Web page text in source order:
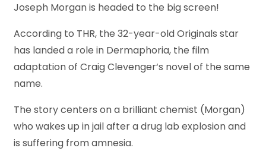
Joseph Morgan is headed to the big screen!
According to THR, the 32-year-old Originals star
has landed a role in Dermaphoria, the film
adaptation of Craig Clevenger‘s novel of the same
name.
The story centers on a brilliant chemist (Morgan)
who wakes up in jail after a drug lab explosion and
is suffering from amnesia.